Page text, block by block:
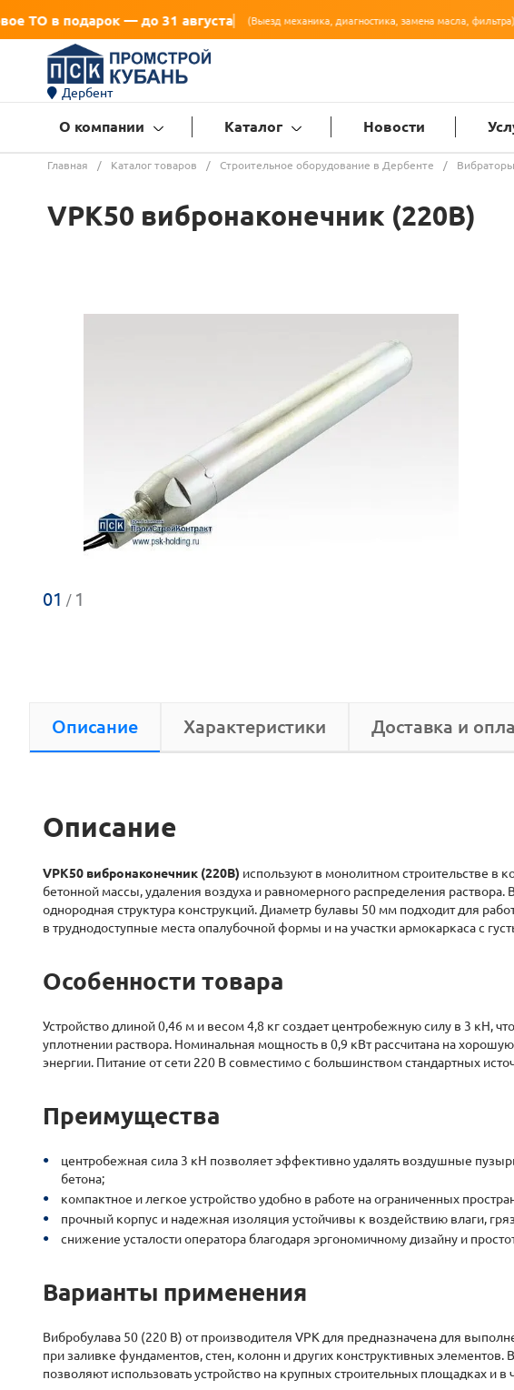
— до 31 августа (Выезд механика, диагностика, замена масла, фильтра)🔥 Акция: При
Дербент
О компании Каталог Новости
Главная / Каталог товаров / Строительное оборудование в Дербенте /
VPK50 вибронаконечник (220В)
01 / 1
Описание Характеристики Доставка и
Описание
VPK50 вибронаконечник (220В) используют в монолитном строительстве в
бетонной массы, удаления воздуха и равномерного распределения раствора.
однородная структура конструкций. Диаметр булавы 50 мм подходит для
в труднодоступные места опалубочной формы и на участки армокаркаса с
Особенности товара
Устройство длиной 0,46 м и весом 4,8 кг создает центробежную силу в 3 кН,
уплотнении раствора. Номинальная мощность в 0,9 кВт рассчитана на
энергии. Питание от сети 220 В совместимо с большинством стандартных
Преимущества
центробежная сила 3 кН позволяет эффективно удалять воздушные
бетона;
компактное и легкое устройство удобно в работе на ограниченных
прочный корпус и надежная изоляция устойчивы к воздействию влаги,
снижение усталости оператора благодаря эргономичному дизайну и
Варианты применения
Вибробулава 50 (220 В) от производителя VPK для предназначена для
при заливке фундаментов, стен, колонн и других конструктивных
позволяют использовать устройство на крупных строительных площадках и в